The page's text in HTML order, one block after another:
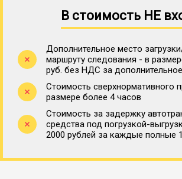
В стоимость НЕ
Дополнительное место
маршруту следования - в
руб. без НДС за
Стоимость сверхнормативного
размере более 4 часов
Стоимость за задержку
средства под погрузкой-
2000 рублей за каждые полные